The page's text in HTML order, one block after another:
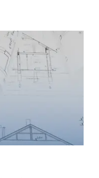
Léa Maunier –
architecte